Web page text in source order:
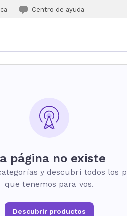
Centro de ayuda
página no existe
y descubrí todos los
que tenemos para vos.
Descubrir productos